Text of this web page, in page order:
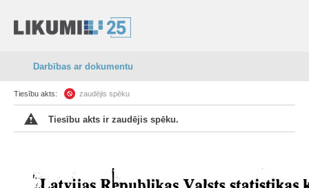
Darbības ar dokumentu
Tiesību akts: zaudējis spēku
Tiesību akts ir zaudējis spēku.